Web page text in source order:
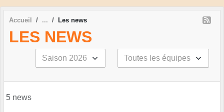
Accueil Les news
LES NEWS
5 news